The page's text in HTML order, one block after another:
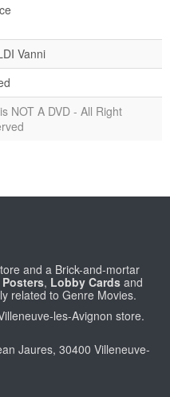
Vanni
NOT A DVD - All Right
and a Brick-and-mortar
, Lobby Cards and
related to Genre Movies.
les-Avignon store.
Jaures, 30400 Villeneuve-